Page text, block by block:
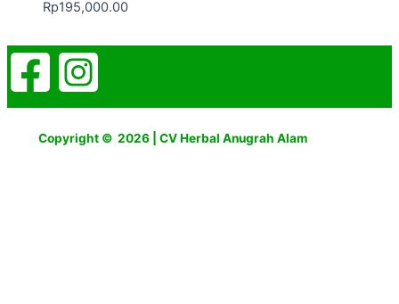
Rp195,000.00
Copyright © 2026 | CV Herbal Anugrah Alam